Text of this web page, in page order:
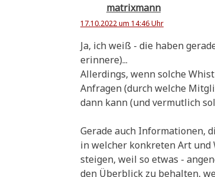
matrixmann
17.10.2022 um 14:46 Uhr
Ja, ich weiß - die haben
erinnere)...
Aller­dings, wenn sol­che
Anfra­gen (durch wel­che
dann kann (und ver­mut­lich
Gera­de auch Infor­ma­tio­nen,
in wel­cher kon­kre­ten Art und
stei­gen, weil so etwas -
den Über­blick zu behal­ten,